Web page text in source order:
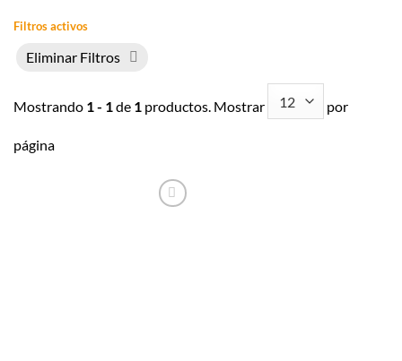
Filtros activos
Eliminar Filtros
Mostrando 1 - 1de 1 productos. Mostrar por
página